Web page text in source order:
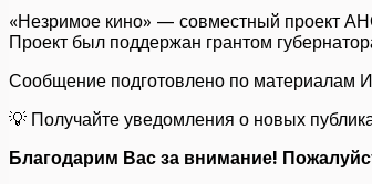
«Незримое кино» — совместный проект
Проект был поддержан грантом
Сообщение подготовлено по материалам
💡 Получайте уведомления о новых
Благодарим Вас за внимание!